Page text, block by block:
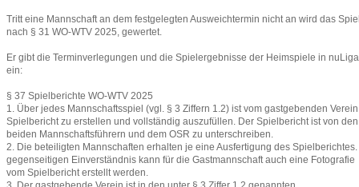
Tritt eine Mannschaft an dem festgelegten Ausweichtermin nicht an wird das
nach § 31 WO-WTV 2025, gewertet.
Er gibt die Terminverlegungen und die Spielergebnisse der Heimspiele in nuLiga
ein:
§ 37 Spielberichte WO-WTV 2025
1. Über jedes Mannschaftsspiel (vgl. § 3 Ziffern 1.2) ist vom gastgebenden
Spielbericht zu erstellen und vollständig auszufüllen. Der Spielbericht ist von den
beiden Mannschaftsführern und dem OSR zu unterschreiben.
2. Die beteiligten Mannschaften erhalten je eine Ausfertigung des Spielberichtes.
gegenseitigen Einverständnis kann für die Gastmannschaft auch eine Fotografie
vom Spielbericht erstellt werden.